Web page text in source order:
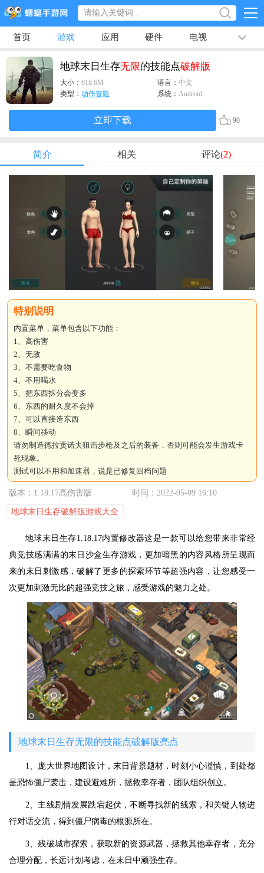
首页 游戏 应用 硬件 电视 排行榜
专题
地球末日生存无限的技能点破解版
大小： 618.6M 语言： 中文
类型： 动作冒险 系统： Android
立即下载 90
简介 相关 评论(2)
内置菜单，菜单包含以下功能：
1、高伤害
2、无敌
3、不需要吃食物
4、不用喝水
5、把东西拆分会变多
6、东西的耐久度不会掉
7、可以直接造东西
8、瞬间移动
请勿制造德拉贡诺夫狙击步枪及之后的装备，否则可能会发生游戏卡
死现象。
测试可以不用和加速器，说是已修复回档问题
版本：1.18.17高伤害版 时间：2022-05-09 16:10
地球末日生存破解版游戏大全
地球末日生存1.18.17内置修改器这是一款可以给您带来非常经
典竞技感满满的末日沙盒生存游戏，更加暗黑的内容风格所呈现而
来的末日刺激感，破解了更多的探索环节等超强内容，让您感受一
次更加刺激无比的超强竞技之旅，感受游戏的魅力之处。
地球末日生存无限的技能点破解版亮点
1、庞大世界地图设计，末日背景题材，时刻小心谨慎，到处都
是恐怖僵尸袭击，建设避难所，拯救幸存者，团队组织创立。
2、主线剧情发展跌宕起伏，不断寻找新的线索，和关键人物进
行对话交流，得到僵尸病毒的根源所在。
3、残破城市探索，获取新的资源武器，拯救其他幸存者，充分
合理分配，长远计划考虑，在末日中顽强生存。